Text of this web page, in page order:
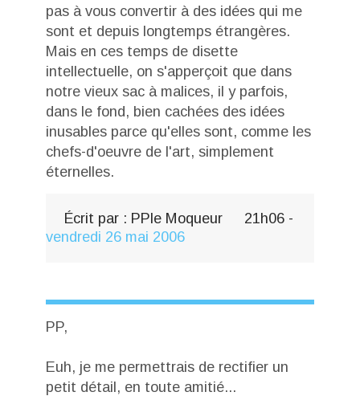
pas à vous convertir à des idées qui me
sont et depuis longtemps étrangères.
Mais en ces temps de disette
intellectuelle, on s'apperçoit que dans
notre vieux sac à malices, il y parfois,
dans le fond, bien cachées des idées
inusables parce qu'elles sont, comme les
chefs-d'oeuvre de l'art, simplement
éternelles.
Écrit par : PPle Moqueur 21h06 -
vendredi 26 mai 2006
PP,
Euh, je me permettrais de rectifier un
petit détail, en toute amitié...